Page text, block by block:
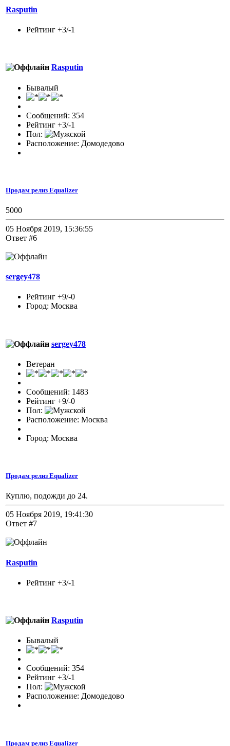
Rasputin
Рейтинг +3/-1
Rasputin
Бывалый
Сообщений: 354
Рейтинг +3/-1
Пол:
Расположение: Домодедово
Продам релиз Equalizer
5000
05 Ноября 2019, 15:36:55
Ответ #6
sergey478
Рейтинг +9/-0
Город: Москва
sergey478
Ветеран
Сообщений: 1483
Рейтинг +9/-0
Пол:
Расположение: Москва
Город: Москва
Продам релиз Equalizer
Куплю, подожди до 24.
05 Ноября 2019, 19:41:30
Ответ #7
Rasputin
Рейтинг +3/-1
Rasputin
Бывалый
Сообщений: 354
Рейтинг +3/-1
Пол:
Расположение: Домодедово
Продам релиз Equalizer